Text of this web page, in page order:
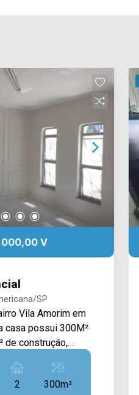
V
SP
Vila Amorim em
de construção,
estar e de jantar
com gabinete,
e área de
2
300m²